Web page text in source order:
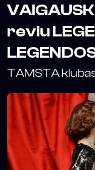
reviu
TAMSTA